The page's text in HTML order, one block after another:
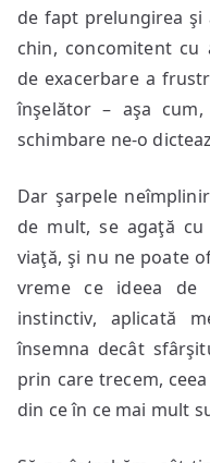
de fapt prelungirea
chin, concomitent
de exacerbare a
înşelător – aşa
schimbare ne-o
Dar şarpele
de mult, se agaţă
viaţă, şi nu ne poate
vreme ce ideea de
instinctiv, aplicată
însemna decât
prin care trecem,
din ce în ce mai mult